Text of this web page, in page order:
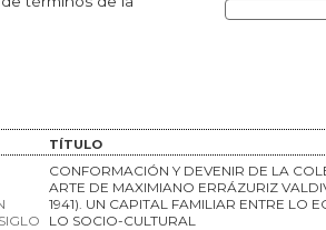
TÍTULO
CONFORMACIÓN Y DEVENIR DE LA
ARTE DE MAXIMIANO ERRÁZURIZ
1941). UN CAPITAL FAMILIAR ENTRE LO
LO SOCIO-CULTURAL